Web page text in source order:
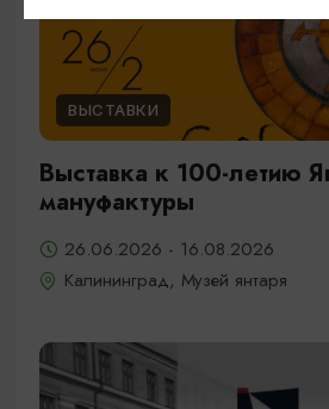
ВЫСТАВКИ
Выставка к 100-летию
мануфактуры
26.06.2026 - 16.08.2026
Калининград, Музей янтаря